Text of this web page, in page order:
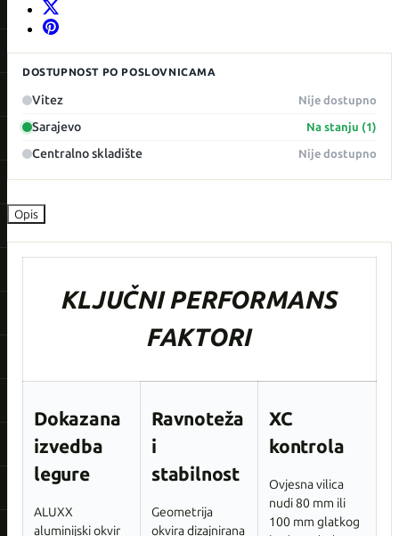
DOSTUPNOST PO POSLOVNICAMA
Vitez Nije dostupno
Sarajevo Na stanju (1)
Centralno skladište Nije dostupno
Opis
KLJUČNI PERFORMANS
FAKTORI
Dokazana
izvedba
legure
ALUXX
aluminijski okvir
Ravnoteža
i
stabilnost
Geometrija
okvira dizajnirana
XC
kontrola
Ovjesna vilica
nudi 80 mm ili
100 mm glatkog